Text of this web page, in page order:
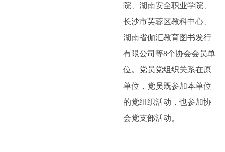
院、湖南安全职业学院、
长沙市芙蓉区教科中心、
湖南省伽汇教育图书发行
有限公司等8个协会会员单
位。党员党组织关系在原
单位，党员既参加本单位
的党组织活动，也参加协
会党支部活动。